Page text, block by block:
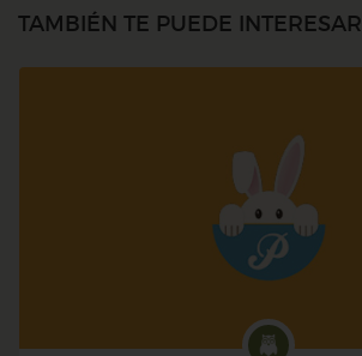
TAMBIÉN TE PUEDE INTERESAR